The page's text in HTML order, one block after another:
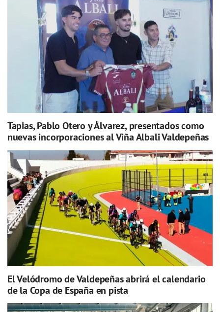
Tapias, Pablo Otero y Álvarez, presentados como
nuevas incorporaciones al Viña Albali Valdepeñas
El Velódromo de Valdepeñas abrirá el calendario
de la Copa de España en pista